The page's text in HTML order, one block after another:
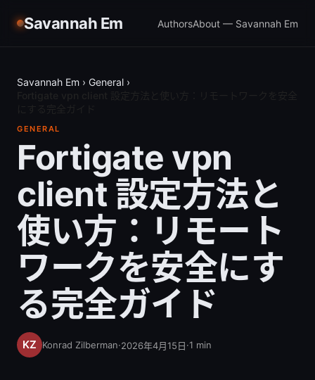
Savannah Em AuthorsAbout — Savannah Em
Savannah Em › General ›
GENERAL
Fortigate vpn
client 設定方法と
使い方：リモート
ワークを安全にす
る完全ガイド
Konrad Zilberman·2026年4月15日·1 min